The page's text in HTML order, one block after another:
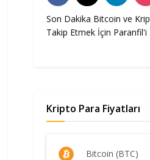
Son Dakika Bitcoin ve
Takip Etmek İçin Paranfil'i
Kripto Para Fiyatları
Bitcoin (BTC)